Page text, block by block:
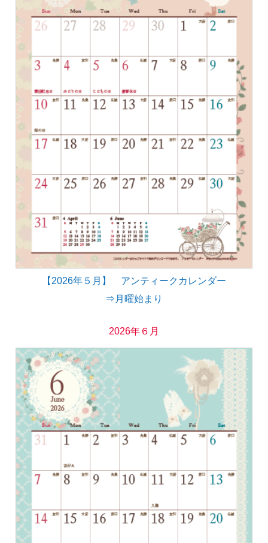
【2026年５月】 アンティークカレンダー
⇒月曜始まり
2026年６月